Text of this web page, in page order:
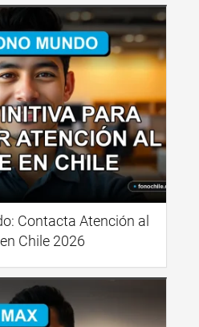
Contacta Atención al
Chile 2026